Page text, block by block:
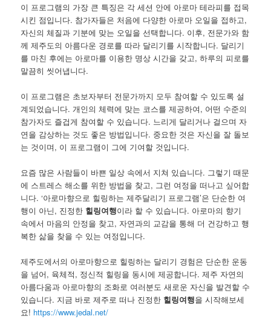
이 프로그램의 가장 큰 특징은 각 세션 안에 아로마 테라피를 접목
시킨 점입니다. 참가자들은 처음에 다양한 아로마 오일을 접하고,
자신의 체질과 기분에 맞는 오일을 선택합니다. 이후, 전문가와 함
께 제주도의 아름다운 경로를 따라 달리기를 시작합니다. 달리기
를 마친 후에는 아로마를 이용한 명상 시간을 갖고, 하루의 피로를
말끔히 씻어냅니다.
이 프로그램은 초보자부터 전문가까지 모두 참여할 수 있도록 설
계되었습니다. 개인의 체력에 맞는 코스를 제공하여, 어떤 수준의
참가자도 즐겁게 참여할 수 있습니다. 느리게 달리거나 걸으며 자
연을 감상하는 것도 좋은 방법입니다. 중요한 것은 자신을 잘 돌보
는 것이며, 이 프로그램이 그에 기여할 것입니다.
요즘 많은 사람들이 바쁜 일상 속에서 지쳐 있습니다. 그렇기 때문
에 스트레스 해소를 위한 방법을 찾고, 그런 여정을 떠나고 싶어합
니다. ‘아로마향으로 힐링하는 제주달리기 프로그램’은 단순한 여
행이 아닌, 진정한 힐링여행이라 할 수 있습니다. 아로마의 향기
속에서 마음의 안정을 찾고, 자연과의 교감을 통해 더 건강하고 행
복한 삶을 찾을 수 있는 여정입니다.
제주도에서의 아로마향으로 힐링하는 달리기 경험은 단순한 운동
을 넘어, 육체적, 정신적 힐링을 동시에 제공합니다. 제주 자연의
아름다움과 아로마향의 조화로 여러분도 새로운 자신을 발견할 수
있습니다. 지금 바로 제주로 떠나 진정한 힐링여행을 시작해보세
요! https://www.jedal.net/